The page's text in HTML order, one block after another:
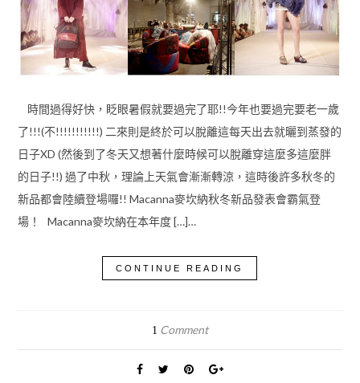
時間過得好快，眨眼暑假就要過完了耶!!今年也要過完要老一歲
了!!!(不!!!!!!!!!!!) 二來則是終於可以脫離這每天出去就曬到蒸發的
日子XD (然後到了冬天又想著什麼時候可以脫離穿這麼多這麼胖
的日子!!) 過了中秋，理論上天氣會漸漸轉涼，這時後許多秋冬的
新品都會陸續登場囉!! Macanna麥坎納秋冬新品發表會霸氣登
場！ Macanna麥坎納在本年度 […]…
CONTINUE READING
1 Comment